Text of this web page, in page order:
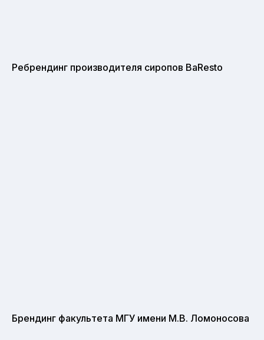
Ребрендинг производителя сиропов BaResto
Брендинг факультета МГУ имени М.В. Ломоносова